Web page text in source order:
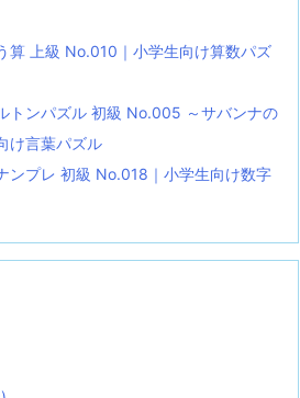
算 上級 No.010｜小学生向け算数パズ
トンパズル 初級 No.005 ～サバンナの
け言葉パズル
ンプレ 初級 No.018｜小学生向け数字